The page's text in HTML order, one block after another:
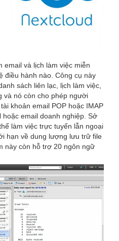
email và lịch làm việc miễn
điều hành nào. Công cụ này
sách liên lạc, lịch làm việc,
và nó còn cho phép người
khoản email POP hoặc IMAP
hoặc email doanh nghiệp. Sở
làm việc trực tuyến lẫn ngoại
hạn về dung lượng lưu trữ file
này còn hỗ trợ 20 ngôn ngữ